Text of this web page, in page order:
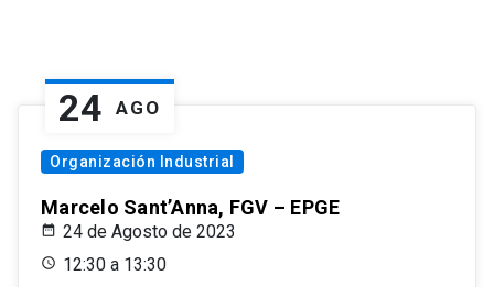
24 AGO
Organización Industrial
Marcelo Sant’Anna, FGV – EPGE
24 de Agosto de 2023
12:30 a 13:30